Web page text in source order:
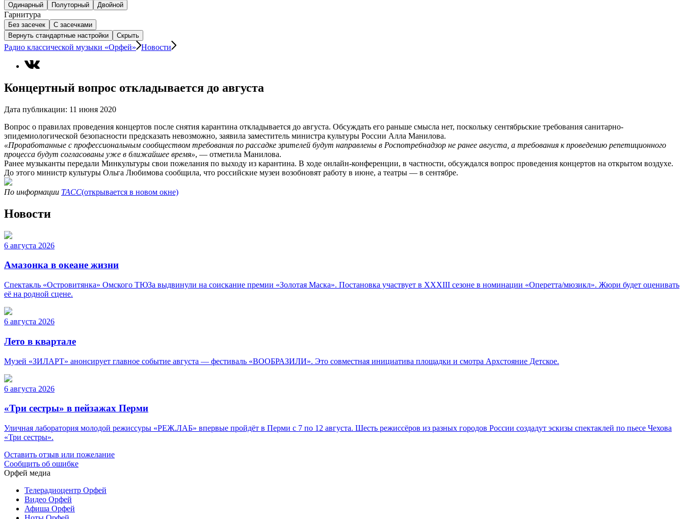
Одинарный Полуторный Двойной
Гарнитура
Без засечек
С засечками
Вернуть стандартные настройки
Скрыть
Радио классической музыки «Орфей» Новости
Концертный вопрос откладывается до августа
Дата публикации: 11 июня 2020
Вопрос о правилах проведения концертов после снятия карантина откладывается до августа. Обсуждать его раньше смысла нет, поскольку сентябрьские требования санитарно-
эпидемиологической безопасности предсказать невозможно, заявила заместитель министра культуры России Алла Манилова.
«Проработанные с профессиональным сообществом требования по рассадке зрителей будут направлены в Роспотребнадзор не ранее августа, а требования к проведению репетиционного
процесса будут согласованы уже в ближайшее время», — отметила Манилова.
Ранее музыканты передали Минкультуры свои пожелания по выходу из карантина. В ходе онлайн-конференции, в частности, обсуждался вопрос проведения концертов на открытом воздухе.
До этого министр культуры Ольга Любимова сообщила, что российские музеи возобновят работу в июне, а театры — в сентябре.
По информации ТАСС(открывается в новом окне)
Новости
6 августа 2026
Амазонка в океане жизни
Спектакль «Островитянка» Омского ТЮЗа выдвинули на соискание премии «Золотая Маска». Постановка участвует в XXXIII сезоне в номинации «Оперетта/мюзикл». Жюри будет оценивать
её на родной сцене.
6 августа 2026
Лето в квартале
Музей «ЗИЛАРТ» анонсирует главное событие августа — фестиваль «ВООБРАЗИЛИ». Это совместная инициатива площадки и смотра Архстояние Детское.
6 августа 2026
«Три сестры» в пейзажах Перми
Уличная лаборатория молодой режиссуры «РЕЖ.ЛАБ» впервые пройдёт в Перми с 7 по 12 августа. Шесть режиссёров из разных городов России создадут эскизы спектаклей по пьесе Чехова
«Три сестры».
Оставить отзыв или пожелание
Сообщить об ошибке
Орфей медиа
Телерадиоцентр Орфей
Видео Орфей
Афиша Орфей